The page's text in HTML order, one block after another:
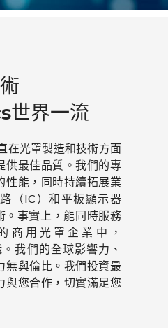
世界一流
在光罩製造和技術方面
供最佳品質。我們的專
性能，同時持續拓展業
（IC）和平板顯示器
。事實上，能同時服務
商用光罩企業中，
我們的全球影響力、
無與倫比。我們投資最
與您合作，切實滿足您